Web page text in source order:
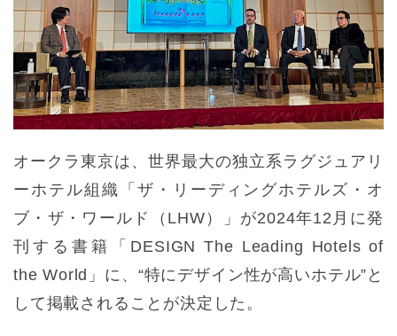
オークラ東京は、世界最大の独立系ラグジュアリ
ーホテル組織「ザ・リーディングホテルズ・オ
ブ・ザ・ワールド（LHW）」が2024年12月に発
刊する書籍「DESIGN The Leading Hotels of
the World」に、“特にデザイン性が高いホテル”と
して掲載されることが決定した。